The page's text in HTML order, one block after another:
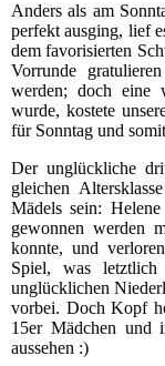
Anders als am
perfekt ausging, lief
dem favorisierten
Vorrunde
werden; doch eine
wurde, kostete
für Sonntag und
Der unglückliche
gleichen
Mädels sein:
gewonnen werden
konnte, und
Spiel, was letztlich
unglücklichen
vorbei. Doch Kopf
15er Mädchen und
aussehen :)